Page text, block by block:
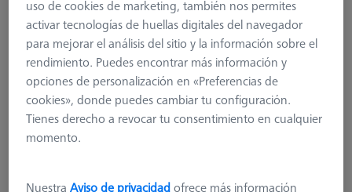
elementos angulares. Junto con CALYPSO Planner y el Stylus
System Creator, esto le permite reducir el tiempo necesario
para iniciar nuevos programas de medición, ya que los
programas de medición se crean simultáneamente con la
producción del sistema de palpador. Los cambios se realizan
de forma rápida y sencilla mediante los elementos de
bobinado enchufables. No se requiere documentación
uso de cookies de marketing, también nos permites
activar tecnologías de huellas digitales del navegador
para mejorar el análisis del sitio y la información sobre el
rendimiento. Puedes encontrar más información y
opciones de personalización en «Preferencias de
cookies», donde puedes cambiar tu configuración.
Tienes derecho a revocar tu consentimiento en cualquier
momento.
NuestraAviso de privacidadofrece más información